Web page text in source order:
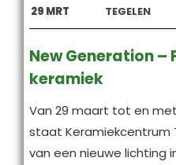
29 MRT TEGELEN
New Generation –
keramiek
Van 29 maart tot en
staat Keramiekcentrum
van een nieuwe lichting